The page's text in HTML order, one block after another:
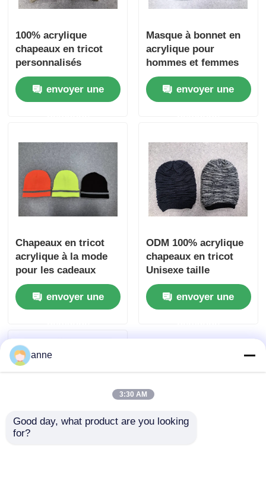
100% acrylique
chapeaux en tricot
personnalisés
chapeaux en tricot en
blanc couleur solide
chapeau chaud
envoyer une
Masque à bonnet en
acrylique pour
hommes et femmes
envoyer une
Chapeaux en tricot
acrylique à la mode
pour les cadeaux
promotionnels
envoyer une
ODM 100% acrylique
chapeaux en tricot
Unisexe taille
personnalisée
envoyer une
anne
3:30 AM
Good day, what product are you looking
for?